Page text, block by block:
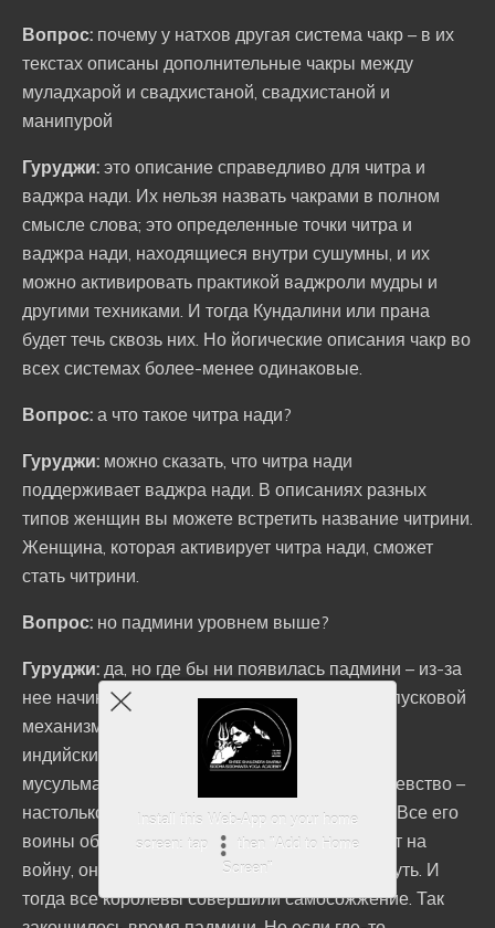
Вопрос: почему у натхов другая система чакр – в их
текстах описаны дополнительные чакры между
муладхарой и свадхистаной, свадхистаной и
манипурой
Гуруджи: это описание справедливо для читра и
ваджра нади. Их нельзя назвать чакрами в полном
смысле слова; это определенные точки читра и
ваджра нади, находящиеся внутри сушумны, и их
можно активировать практикой ваджроли мудры и
другими техниками. И тогда Кундалини или прана
будет течь сквозь них. Но йогические описания чакр во
всех системах более-менее одинаковые.
Вопрос: а что такое читра нади?
Гуруджи: можно сказать, что читра нади
поддерживает ваджра нади. В описаниях разных
типов женщин вы можете встретить название читрини.
Женщина, которая активирует читра нади, сможет
стать читрини.
Вопрос: но падмини уровнем выше?
Гуруджи: да, но где бы ни появилась падмини – из-за
нее начинается серьезная война. Они – как спусковой
механизм. Последней падмини была одна из
индийских королев, и когда ее увидел один
мусульманский правитель, он напал на королевство –
настолько его впечатлила красота королевы. Все его
воины объявили джихад – если их царь ведет на
войну, они обязаны или победить или погибнуть. И
тогда все королевы совершили самосожжение. Так
Install this Web-App on your home
screen: tap
then "Add to Home
Screen"